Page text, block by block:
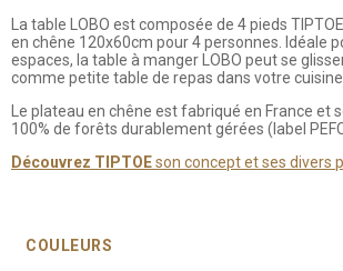
La table LOBO est composée de 4 pieds
en chêne 120x60cm pour 4 personnes. Idéale
espaces, la table à manger LOBO peut se
comme petite table de repas dans votre
Le plateau en chêne est fabriqué en France et
100% de forêts durablement gérées (label
Découvrez TIPTOEson concept et ses divers
COULEURS